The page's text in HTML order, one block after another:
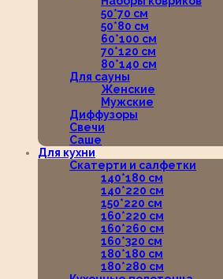
50*70 см
50*80 см
60*100 см
70*120 см
80*140 см
Для сауны
Женские
Мужские
Диффузоры
Свечи
Саше
Для кухни
Скатерти и салфетки
140*180 см
140*220 см
150*220 см
160*220 см
160*260 см
160*320 см
180*180 см
180*280 см